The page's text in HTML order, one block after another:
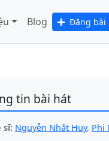
Blog Đăng bài
tin bài hát
sĩ: Nguyễn Nhất Huy, Phi